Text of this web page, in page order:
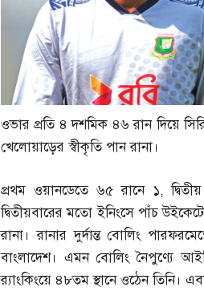
ওভার প্রতি ৪ দশমিক ৪৬ রান দিয়ে
খেলোয়াড়ের স্বীকৃতি পান রানা।
প্রথম ওয়ানডেতে ৬৫ রানে ১,
দ্বিতীয়বারের মতো ইনিংসে পাঁচ
রানা। রানার দুর্দান্ত বোলিং
বাংলাদেশ। এমন বোলিং নৈপুণ্যে
র‌্যাংকিংয়ে ৪৮তম স্থানে ওঠেন তিনি।